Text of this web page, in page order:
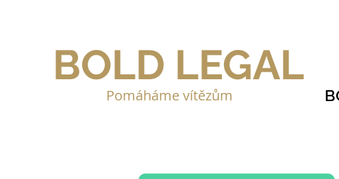
BOLD LEGAL
Pomáháme vítězům